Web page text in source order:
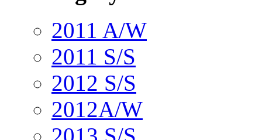
2011 A/W
2011 S/S
2012 S/S
2012A/W